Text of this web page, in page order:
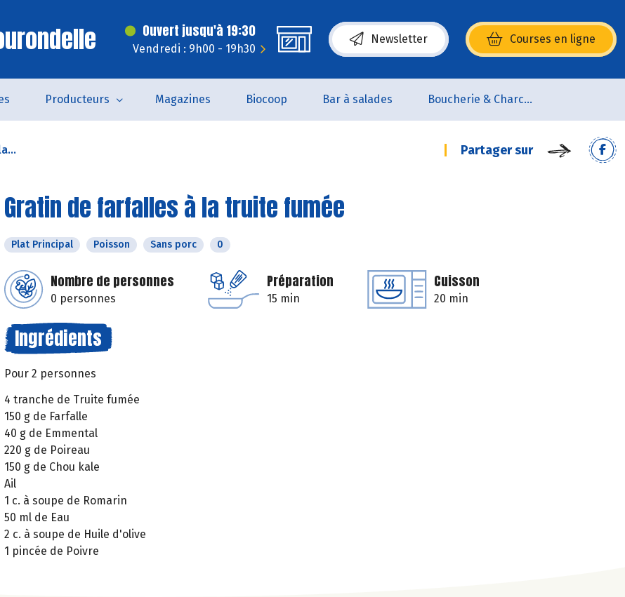
Ouvert jusqu'à 19:30
Vendredi : 9h00 - 19h30
Newsletter Courses en ligne
(s’ouvre dans une nouvelle fenêtre)
Producteurs Magazines Biocoop Bar à salades Boucherie & Charcuterie
Partager sur
Gratin de farfalles à la truite fumée
Plat Principal Poisson Sans porc 0
Nombre de personnes
0 personnes
Préparation
15 min
Cuisson
20 min
Ingrédients
Pour 2 personnes
4 tranche de Truite fumée
150 g de Farfalle
40 g de Emmental
220 g de Poireau
150 g de Chou kale
Ail
1 c. à soupe de Romarin
50 ml de Eau
2 c. à soupe de Huile d'olive
1 pincée de Poivre